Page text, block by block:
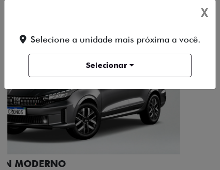
RODAS DE LIGA-LEVE
X
Selecione a unidade mais próxima a você.
Selecionar